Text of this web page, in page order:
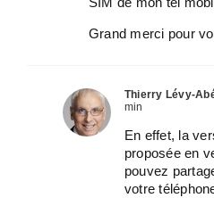
Grand merci pour
Thierry Lévy-
min
En effet, la
proposée en
pouvez
votre